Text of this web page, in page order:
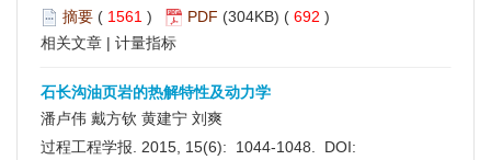
摘要 ( 1561 ) PDF (304KB) ( 692 )
相关文章 | 计量指标
石长沟油页岩的热解特性及动力学
潘卢伟 戴方钦 黄建宁 刘爽
过程工程学报. 2015, 15(6): 1044-1048. DOI: